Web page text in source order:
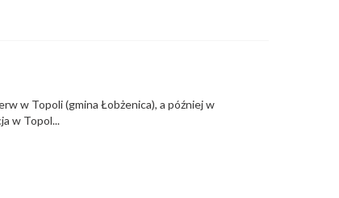
w Topoli (gmina Łobżenica), a później w
w Topol...